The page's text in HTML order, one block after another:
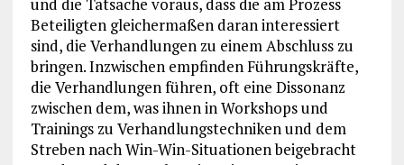
Beteiligten gleichermaßen daran interessiert
sind, die Verhandlungen zu einem Abschluss zu
bringen. Inzwischen empfinden Führungskräfte,
die Verhandlungen führen, oft eine Dissonanz
zwischen dem, was ihnen in Workshops und
Trainings zu Verhandlungstechniken und dem
Streben nach Win-Win-Situationen beigebracht